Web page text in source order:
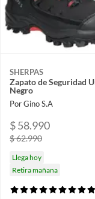
SHERPAS
Zapato de Seguridad
Negro
Por Gino S.A
$ 58.990
$ 62.990
Llega hoy
Retira mañana